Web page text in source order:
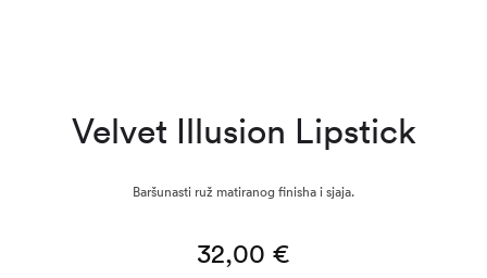
Velvet Illusion Lipstick
Baršunasti ruž matiranog finisha i sjaja.
32,00 €